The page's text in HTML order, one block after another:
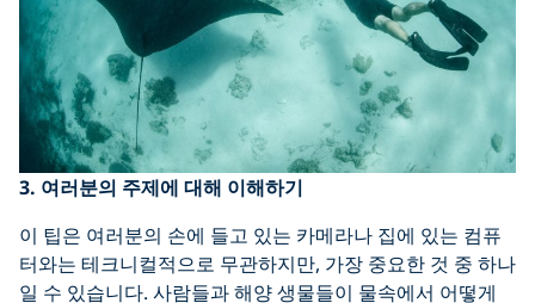
3. 여러분의 주제에 대해 이해하기
이 팁은 여러분의 손에 들고 있는 카메라나 집에 있는 컴퓨
터와는 테크니컬적으로 무관하지만, 가장 중요한 것 중 하나
일 수 있습니다. 사람들과 해양 생물들이 물속에서 어떻게